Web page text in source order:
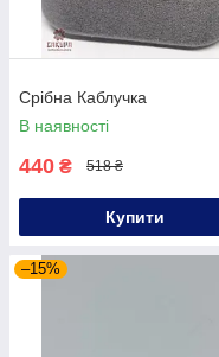
Срібна Каблучка
В наявності
440 ₴ 518 ₴
Купити
–15%